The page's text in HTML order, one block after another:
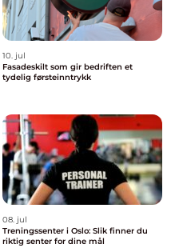
10. jul
Fasadeskilt som gir bedriften et
tydelig førsteinntrykk
08. jul
Treningssenter i Oslo: Slik finner du
riktig senter for dine mål